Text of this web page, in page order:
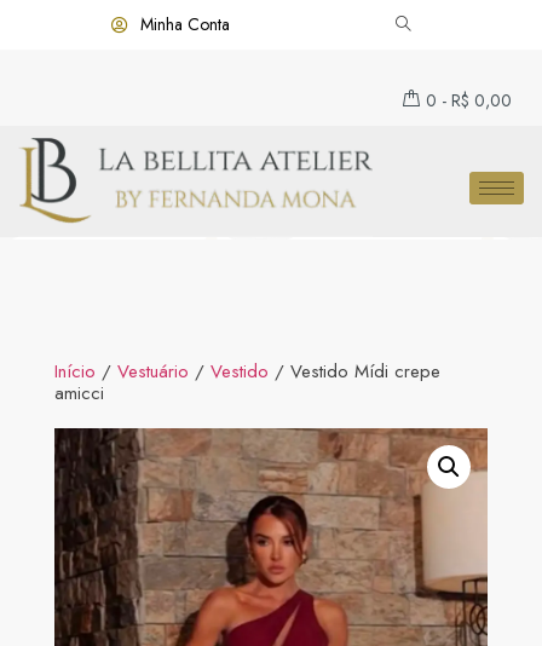
Minha Conta
0 - R$ 0,00
Início / Vestuário / Vestido / Vestido Mídi crepe
amicci